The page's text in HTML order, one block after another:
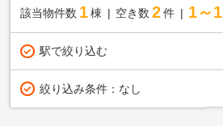
該当物件数 1棟 空き数 2 件 1～1
駅で絞り込む
絞り込み条件： なし